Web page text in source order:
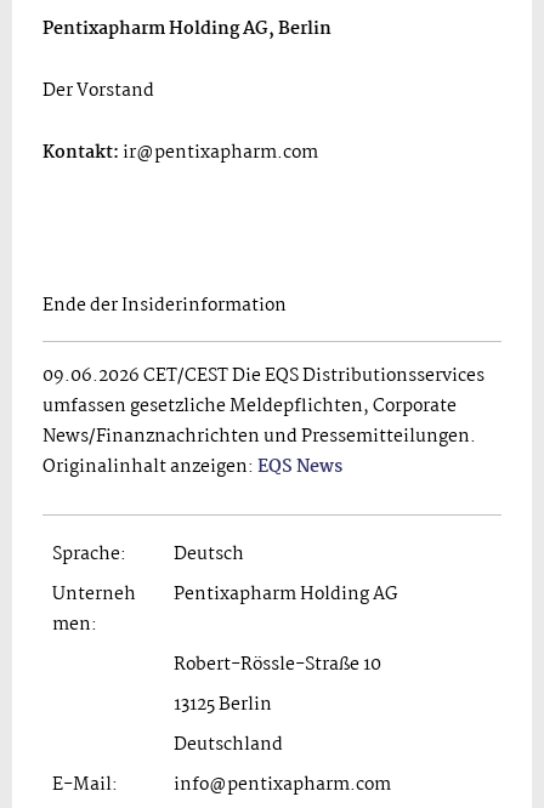
Pentixapharm Holding AG, Berlin
Der Vorstand
Kontakt: ir@pentixapharm.com
Ende der Insiderinformation
09.06.2026 CET/CEST Die EQS Distributionsservices
umfassen gesetzliche Meldepflichten, Corporate
News/Finanznachrichten und Pressemitteilungen.
Originalinhalt anzeigen: EQS News
Sprache:
Deutsch
Unterneh
men:
Pentixapharm Holding AG
Robert-Rössle-Straße 10
13125 Berlin
Deutschland
E-Mail:
info@pentixapharm.com